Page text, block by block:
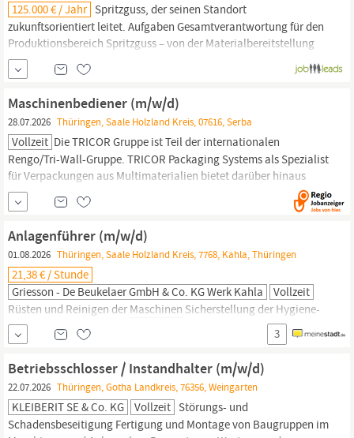
125.000 € / Jahr Spritzguss, der seinen Standort
zukunftsorientiert leitet. Aufgaben Gesamtverantwortung für den
Produktionsbereich Spritzguss – von der Materialbereitstellung
bis zur Auslieferung Sicherstellung von Produktivität, Qualität,
Termintreue und Wirtschaftlichkeit Führung und Entwicklung des
Fertigungsteams (Schichtführer,
Maschinenbediener (m/w/d)
28.07.2026 Thüringen, Saale Holzland Kreis, 07616, Serba
Vollzeit Die TRICOR Gruppe ist Teil der internationalen
Rengo/Tri-Wall-Gruppe. TRICOR Packaging Systems als Spezialist
für Verpackungen aus Multimaterialien bietet darüber hinaus
Dienstleistungen von der Verpackungsentwicklung über
Packleistungen bis zu bedarfsgerechten Logistiklösung. Für
unseren Standort in Serba suchen wir ab sofort einen:
Maschinenbediener(m|w|d)
Anlagenführer (m/w/d)
01.08.2026 Thüringen, Saale Holzland Kreis, 7768, Kahla, Thüringen
21,38 € / Stunde
Griesson - De Beukelaer GmbH & Co. KG Werk Kahla
Vollzeit
Rüsten und Reinigen der Maschinen Sicherstellung der Hygiene-
und Qualitätsstandards Abgeschlossene mindestens dreijährige
gewerblich/technische Berufsausbildung, z.Bsp. Fachkraft für
Lebensmitteltechnik, Verfahrenstechnologe oder Mechatroniker
(m/w/d) Berufserfahrung in der Bedienung von komplexen
Maschinen und Anlagen Gute PC...
3
Betriebsschlosser / Instandhalter (m/w/d)
22.07.2026 Thüringen, Gotha Landkreis, 76356, Weingarten
KLEIBERIT SE & Co. KG Vollzeit Störungs- und
Schadensbeseitigung Fertigung und Montage von Baugruppen im